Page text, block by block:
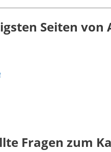
Seiten von
Fragen zum